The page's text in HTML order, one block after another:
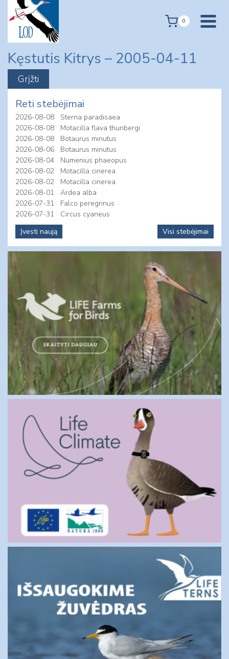
content
0
Kęstutis Kitrys – 2005-04-11
Reti stebėjimai
2026-08-08
Sterna paradisaea
2026-08-08
Motacilla flava thunbergi
2026-08-08
Botaurus minutus
2026-08-06
Botaurus minutus
2026-08-04
Numenius phaeopus
2026-08-02
Motacilla cinerea
2026-08-02
Motacilla cinerea
2026-08-01
Ardea alba
2026-07-31
Falco peregrinus
2026-07-31
Circus cyaneus
Įvesti naują
Visi stebėjimai